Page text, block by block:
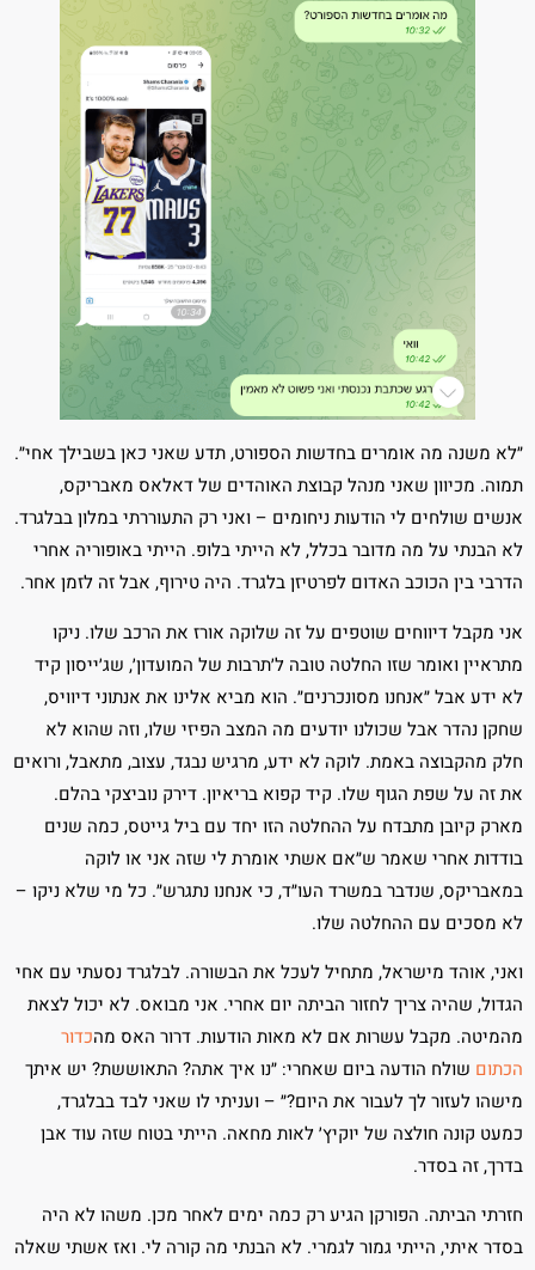
״לא משנה מה אומרים בחדשות הספורט, תדע שאני כאן בשבילך אחי״.
תמוה. מכיוון שאני מנהל קבוצת האוהדים של דאלאס מאבריקס,
אנשים שולחים לי הודעות ניחומים – ואני רק התעוררתי במלון בבלגרד.
לא הבנתי על מה מדובר בכלל, לא הייתי בלופ. הייתי באופוריה אחרי
הדרבי בין הכוכב האדום לפרטיזן בלגרד. היה טירוף, אבל זה לזמן אחר.
אני מקבל דיווחים שוטפים על זה שלוקה אורז את הרכב שלו. ניקו
מתראיין ואומר שזו החלטה טובה ל׳תרבות של המועדון׳, שג׳ייסון קיד
לא ידע אבל ״אנחנו מסונכרנים״. הוא מביא אלינו את אנתוני דיוויס,
שחקן נהדר אבל שכולנו יודעים מה המצב הפיזי שלו, וזה שהוא לא
חלק מהקבוצה באמת. לוקה לא ידע, מרגיש נבגד, עצוב, מתאבל, ורואים
את זה על שפת הגוף שלו. קיד קפוא בריאיון. דירק נוביצקי בהלם.
מארק קיובן מתבדח על ההחלטה הזו יחד עם ביל גייטס, כמה שנים
בודדות אחרי שאמר ש״אם אשתי אומרת לי שזה אני או לוקה
במאבריקס, שנדבר במשרד העו״ד, כי אנחנו נתגרש״. כל מי שלא ניקו –
לא מסכים עם ההחלטה שלו.
ואני, אוהד מישראל, מתחיל לעכל את הבשורה. לבלגרד נסעתי עם אחי
הגדול, שהיה צריך לחזור הביתה יום אחרי. אני מבואס. לא יכול לצאת
מהמיטה. מקבל עשרות אם לא מאות הודעות. דרור האס מהכדור
הכתום שולח הודעה ביום שאחרי: ״נו איך אתה? התאוששת? יש איתך
מישהו לעזור לך לעבור את היום?״ – ועניתי לו שאני לבד בבלגרד,
כמעט קונה חולצה של יוקיץ׳ לאות מחאה. הייתי בטוח שזה עוד אבן
בדרך, זה בסדר.
חזרתי הביתה. הפורקן הגיע רק כמה ימים לאחר מכן. משהו לא היה
בסדר איתי, הייתי גמור לגמרי. לא הבנתי מה קורה לי. ואז אשתי שאלה